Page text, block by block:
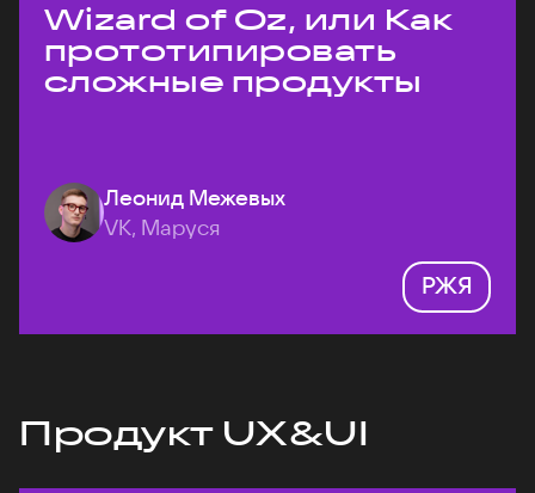
Wizard of Oz, или Как
прототипировать
сложные продукты
Леонид Межевых
VK, Маруся
РЖЯ
Продукт UX&UI